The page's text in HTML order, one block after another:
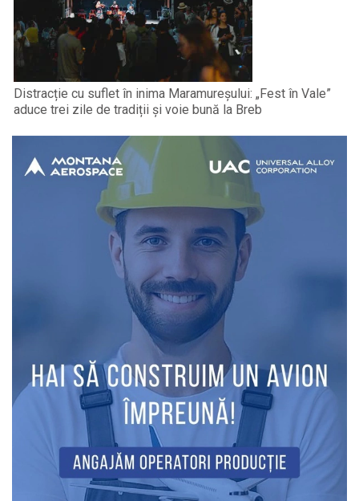
Distracție cu suflet în inima Maramureșului: „Fest în Vale”
aduce trei zile de tradiții și voie bună la Breb